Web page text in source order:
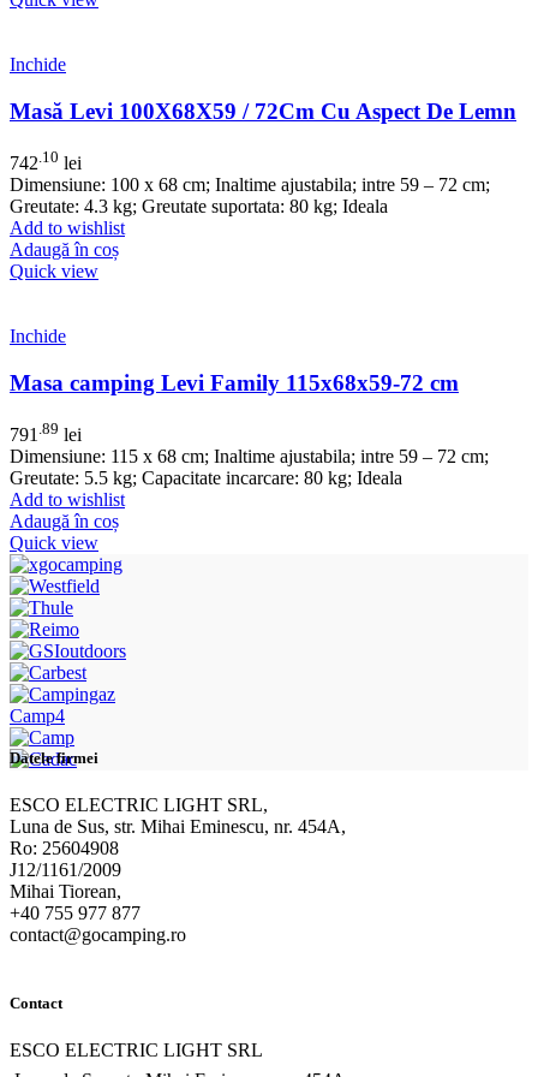
Inchide
Masă Levi 100X68X59 / 72Cm Cu Aspect De Lemn
742 .10 lei
Dimensiune: 100 x 68 cm; Inaltime ajustabila; intre 59 – 72 cm;
Greutate: 4.3 kg; Greutate suportata: 80 kg; Ideala
Add to wishlist
Adaugă în coș
Quick view
Inchide
Masa camping Levi Family 115x68x59-72 cm
791 .89 lei
Dimensiune: 115 x 68 cm; Inaltime ajustabila; intre 59 – 72 cm;
Greutate: 5.5 kg; Capacitate incarcare: 80 kg; Ideala
Add to wishlist
Adaugă în coș
Quick view
Camp4
Datele firmei
ESCO ELECTRIC LIGHT SRL,
Luna de Sus, str. Mihai Eminescu, nr. 454A,
Ro: 25604908
J12/1161/2009
Mihai Tiorean,
+40 755 977 877
contact@gocamping.ro
Contact
ESCO ELECTRIC LIGHT SRL